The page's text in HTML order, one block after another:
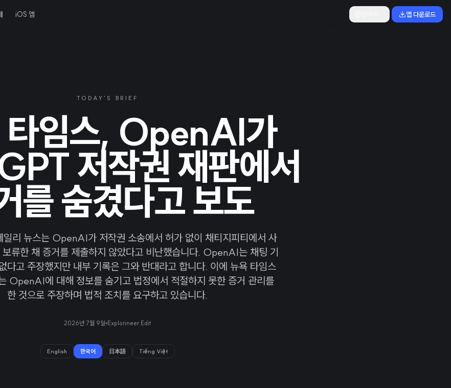
iOS 앱 앱 다운로드
TODAY'S BRIEF
타임스, OpenAI가
저작권 재판에서
를 숨겼다고 보도
일리 뉴스는 OpenAI가 저작권 소송에서 허가 없이 채티지피티에서 사
보류한 채 증거를 제출하지 않았다고 비난했습니다. OpenAI는 채팅 기
다고 주장했지만 내부 기록은 그와 반대라고 합니다. 이에 뉴욕 타임스
OpenAI에 대해 정보를 숨기고 법정에서 적절하지 못한 증거 관리를
한 것으로 주장하며 법적 조치를 요구하고 있습니다.
2026년 7월 9일 Explorineer Edit
English 한국어 日本語 Tiếng Việt